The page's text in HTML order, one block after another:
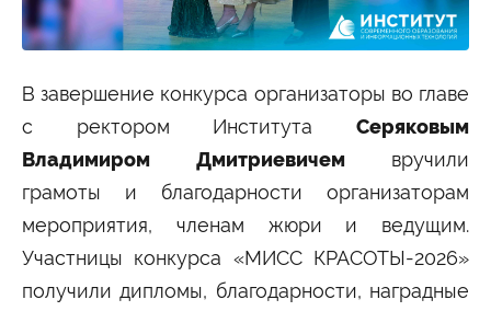
В завершение конкурса организаторы во главе
с ректором Института Серяковым
Владимиром Дмитриевичемвручили
грамоты и благодарности организаторам
мероприятия, членам жюри и ведущим.
Участницы конкурса «МИСС КРАСОТЫ-2026»
получили дипломы, благодарности, наградные